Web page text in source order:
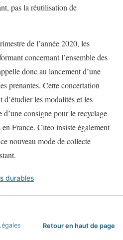
pas la réutilisation de
de l’année 2020, les
concernant l’ensemble des
donc au lancement d’une
prenantes. Cette concertation
les modalités et les
consigne pour le recyclage
France. Citeo insiste également
nouveau mode de collecte
durables
Retour en haut de page